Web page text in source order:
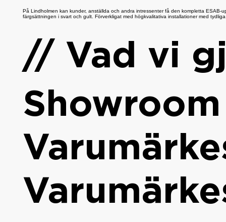
// Vad vi
På Lindholmen kan kunder, anställda och andra intressenter få den kompletta ESAB-
färgsättningen i svart och gult. Förverkligat med högkvalitativa installationer med